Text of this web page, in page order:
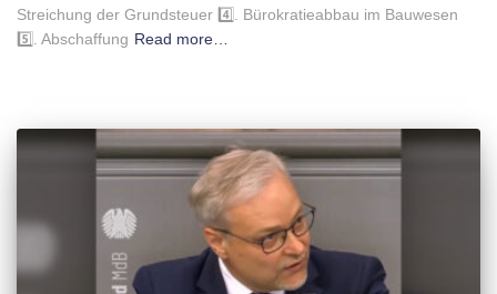
Streichung der Grundsteuer 4️⃣. Bürokratieabbau im Bauwesen
5️⃣. Abschaffung Read more…